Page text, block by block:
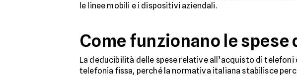
le linee mobili e i dispositivi aziendali.
Come funzionano le
La deducibilità delle spese relative all’acquisto di
telefonia fissa, perché la normativa italiana stabilisce